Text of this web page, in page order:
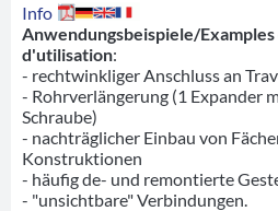
Info
Anwendungsbeispiele/
d'utilisation:
- rechtwinkliger Anschluss an
- Rohrverlängerung (1 Expander
Schraube)
- nachträglicher Einbau von
Konstruktionen
- häufig de- und remontierte
- "unsichtbare" Verbindungen.